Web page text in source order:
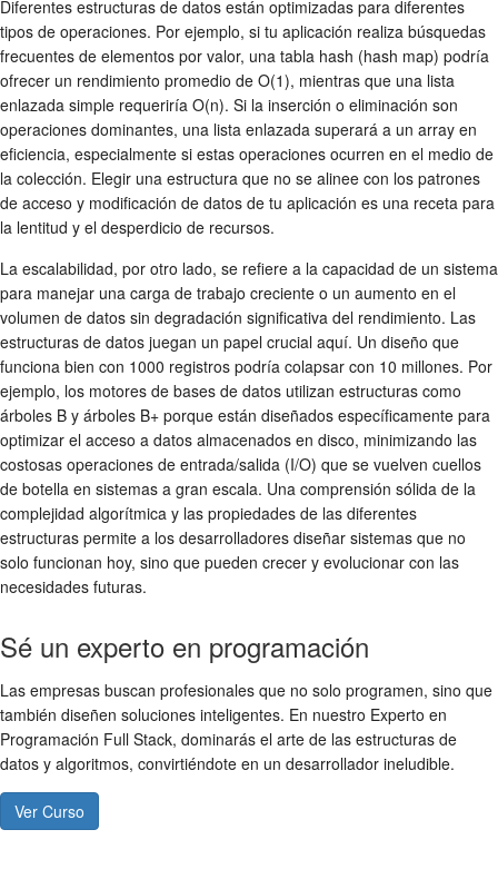
Diferentes estructuras de datos están optimizadas para diferentes
tipos de operaciones. Por ejemplo, si tu aplicación realiza búsquedas
frecuentes de elementos por valor, una tabla hash (hash map) podría
ofrecer un rendimiento promedio de O(1), mientras que una lista
enlazada simple requeriría O(n). Si la inserción o eliminación son
operaciones dominantes, una lista enlazada superará a un array en
eficiencia, especialmente si estas operaciones ocurren en el medio de
la colección. Elegir una estructura que no se alinee con los patrones
de acceso y modificación de datos de tu aplicación es una receta para
la lentitud y el desperdicio de recursos.
La escalabilidad, por otro lado, se refiere a la capacidad de un sistema
para manejar una carga de trabajo creciente o un aumento en el
volumen de datos sin degradación significativa del rendimiento. Las
estructuras de datos juegan un papel crucial aquí. Un diseño que
funciona bien con 1000 registros podría colapsar con 10 millones. Por
ejemplo, los motores de bases de datos utilizan estructuras como
árboles B y árboles B+ porque están diseñados específicamente para
optimizar el acceso a datos almacenados en disco, minimizando las
costosas operaciones de entrada/salida (I/O) que se vuelven cuellos
de botella en sistemas a gran escala. Una comprensión sólida de la
complejidad algorítmica y las propiedades de las diferentes
estructuras permite a los desarrolladores diseñar sistemas que no
solo funcionan hoy, sino que pueden crecer y evolucionar con las
necesidades futuras.
Sé un experto en programación
Las empresas buscan profesionales que no solo programen, sino que
también diseñen soluciones inteligentes. En nuestro Experto en
Programación Full Stack, dominarás el arte de las estructuras de
datos y algoritmos, convirtiéndote en un desarrollador ineludible.
Ver Curso